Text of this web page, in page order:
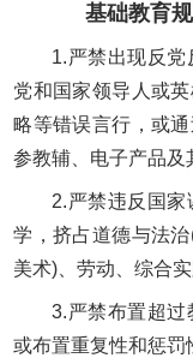
基础教育
1.严禁出现反
党和国家领导人或
略等错误言行，或
参教辅、电子产品及
2.严禁违反国
学，挤占道德与法
美术)、劳动、综合实
3.严禁布置超过
或布置重复性和惩罚